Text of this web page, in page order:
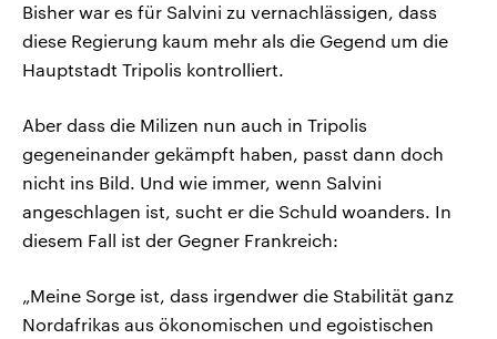
Bisher war es für Salvini zu vernachlässigen, dass
diese Regierung kaum mehr als die Gegend um die
Hauptstadt Tripolis kontrolliert.
Aber dass die Milizen nun auch in Tripolis
gegeneinander gekämpft haben, passt dann doch
nicht ins Bild. Und wie immer, wenn Salvini
angeschlagen ist, sucht er die Schuld woanders. In
diesem Fall ist der Gegner Frankreich:
„Meine Sorge ist, dass irgendwer die Stabilität ganz
Nordafrikas aus ökonomischen und egoistischen